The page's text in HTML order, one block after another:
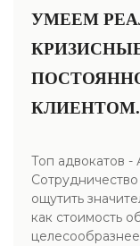
УМЕЕМ
КЛИЕНТОМ.
Топ адвокатов -
ощутить
как стоимость